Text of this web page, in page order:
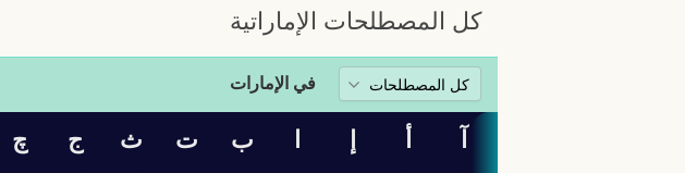
كل المصطلحات الإماراتية
في الإمارات
آ أ إ ا ب ت ث ج چ